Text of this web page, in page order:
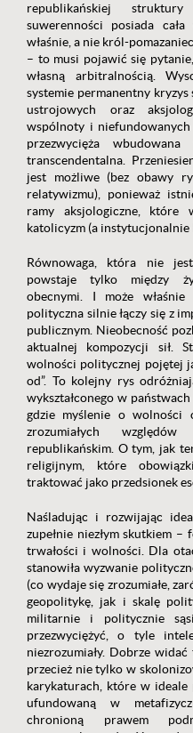
republikańskiej struktury
suwerenności posiada
właśnie, a nie król-
– to musi pojawić się
własną arbitralnością.
systemie permanentny
ustrojowych oraz
wspólnoty i niefundowanych
przezwycięża
transcendentalna.
jest możliwe (bez obawy
relatywizmu), ponieważ
ramy aksjologiczne, które
katolicyzm (a instytucjonalnie
Równowaga, która nie
powstaje tylko między
obecnymi. I może
polityczna silnie łączy się z
publicznym. Nieobecność
aktualnej kompozycji sił.
wolności politycznej pojętej
od”. To kolejny rys
wykształconego w
gdzie myślenie o wolności
zrozumiałych
republikańskim. O tym, jak
religijnym, które
traktować jako przedsionek
Naśladując i rozwijając
zupełnie niezłym skutkiem
trwałości i wolności. Dla
stanowiła wyzwanie
(co wydaje się zrozumiałe,
geopolitykę, jak i skalę
militarnie i politycznie
przezwyciężyć, o tyle
niezrozumiały. Dobrze
przecież nie tylko w
karykaturach, które w
ufundowaną w
chronioną prawem